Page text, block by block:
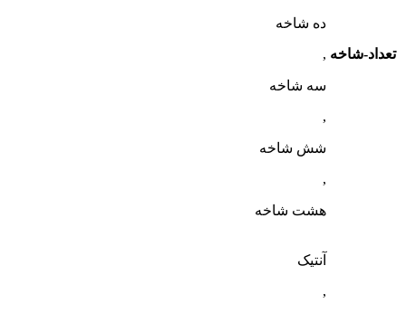
تعداد-شاخه
ده شاخه
,
سه شاخه
,
شش شاخه
,
هشت شاخه
آنتیک
,